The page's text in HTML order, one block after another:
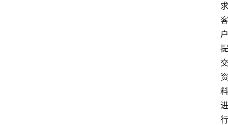
求
客
户
提
交
资
料
进
行